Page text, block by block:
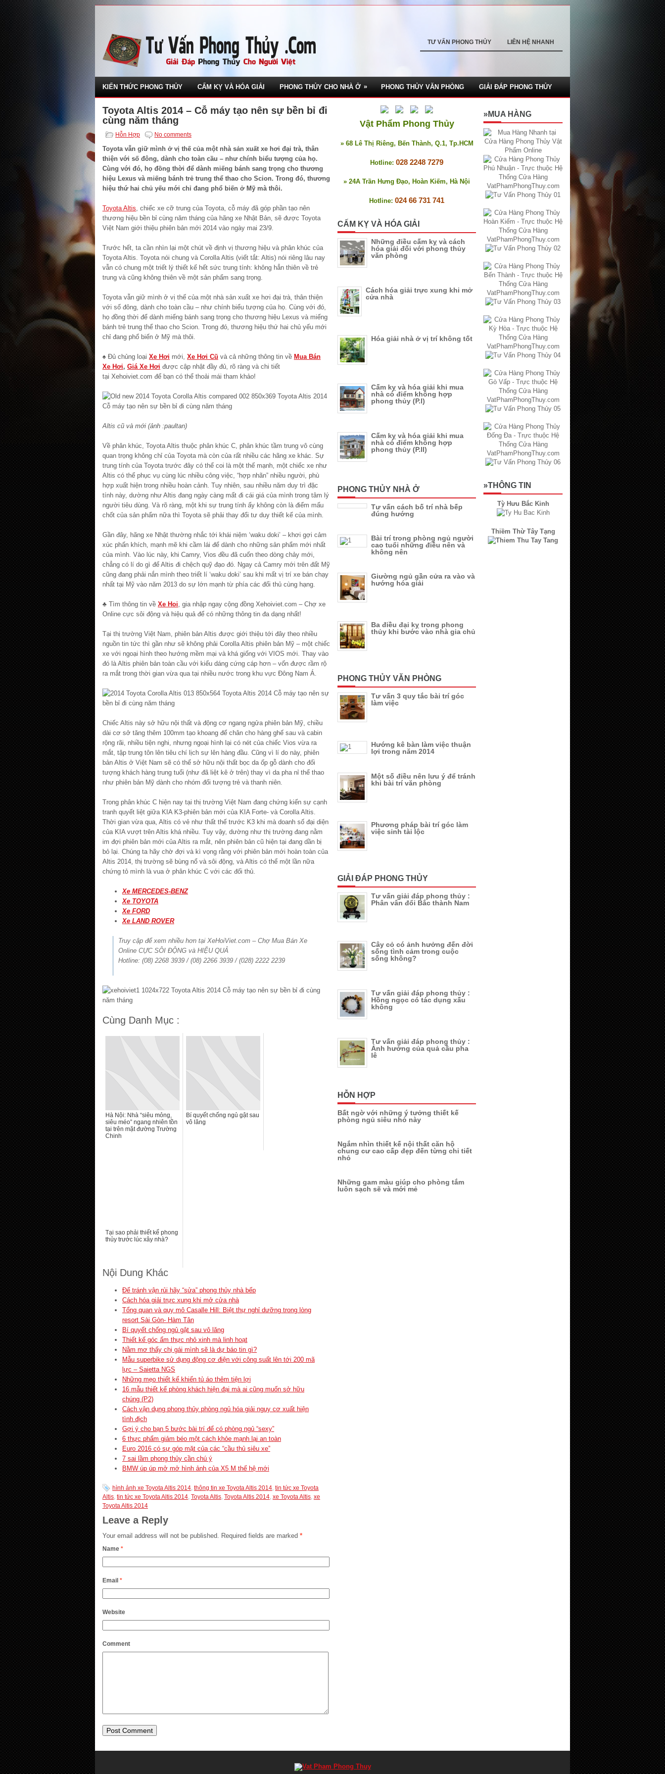
TƯ VẤN PHONG THỦY LIÊN HỆ NHANH
KIẾN THỨC PHONG THỦY CẤM KỴ VÀ HÓA GIẢI PHONG THỦY CHO NHÀ Ở » PHONG THỦY VĂN PHÒNG GIẢI ĐÁP PHONG THỦY
Toyota Altis 2014 – Cỗ máy tạo nên sự bền bỉ đi
cùng năm tháng
Hỗn Hợp No comments
Toyota vẫn giữ mình ở vị thế của một nhà sản xuất xe hơi đại trà, thân
thiện với số đông, dành cho toàn cầu – như chính biểu tượng của họ.
Cùng với đó, họ đồng thời để dành miếng bánh sang trọng cho thương
hiệu Lexus và miếng bánh trẻ trung thể thao cho Scion. Trong đó, thương
hiệu thứ hai chủ yếu mới chỉ đang phổ biến ở Mỹ mà thôi.
Toyota Altis, chiếc xe cỡ trung của Toyota, cỗ máy đã góp phần tạo nên
thương hiệu bền bỉ cùng năm tháng của hãng xe Nhật Bản, sẽ được Toyota
Việt Nam giới thiệu phiên bản mới 2014 vào ngày mai 23/9.
Trước hết, ta cần nhìn lại một chút về định vị thương hiệu và phân khúc của
Toyota Altis. Toyota nói chung và Corolla Altis (viết tắt: Altis) nói riêng lâu nay
vẫn có chung một triết lý thiết kế hết sức trung tính: không hẳn thiên về trẻ
trung và cũng không thiên về một sản phẩm sang trọng.
Toyota vẫn giữ mình ở vị thế của một nhà sản xuất xe hơi đại trà, thân thiện
với số đông, dành cho toàn cầu – như chính biểu tượng của họ. Cùng với đó,
họ đồng thời để dành miếng bánh sang trọng cho thương hiệu Lexus và miếng
bánh trẻ trung thể thao cho Scion. Trong đó, thương hiệu thứ hai chủ yếu mới
chỉ đang phổ biến ở Mỹ mà thôi.
♠ Đủ chủng loại Xe Hơi mới, Xe Hơi Cũ và cả những thông tin về Mua Bán
Xe Hơi, Giá Xe Hơi được cập nhật đầy đủ, rõ ràng và chi tiết
tại Xehoiviet.com để bạn có thể thoải mái tham khảo!
Altis cũ và mới (ảnh :paultan)
Về phân khúc, Toyota Altis thuộc phân khúc C, phân khúc tầm trung vô cùng
quan trọng không chỉ của Toyota mà còn của rất nhiều các hãng xe khác. Sự
trung tính của Toyota trước đây có thể coi là một thế mạnh, một chiếc xe như
Altis có thể phục vụ cùng lúc nhiều công việc, “hợp nhãn” nhiều người, phù
hợp xuất hiện trong nhiều hoàn cảnh. Tuy nhiên, sau nhiều năm duy trì đặc
tính này, dường như Altis đang ngày càng mất đi cái giá của mình trong tâm lý
người tiêu dùng. Và rõ ràng, một khi sự trung tính ấy không còn là điểm mấu
chốt của sản phẩm nữa thì Toyota sẽ phải thay đổi tư duy thiết kế của mình.
Gần đây, hãng xe Nhật thường nhắc tới khái niệm ‘waku doki’ – khơi gợi cảm
xúc phấn khích, mạnh mẽ khi cầm lái để dành cho những sản phẩm mới nhất
của mình. Vào lúc này, khi Camry, Vios đều đã cuốn theo dòng chảy mới,
chẳng có lí do gì để Altis đi chệch quỹ đạo đó. Ngay cả Camry mới trên đất Mỹ
cũng đang phải nắn mình theo triết lí ‘waku doki’ sau khi mất vị trí xe bán chạy
nhất tại Mỹ vào năm 2013 do sự lớn mạnh từ phía các đối thủ cùng hạng.
♣ Tìm thông tin về Xe Hoi, gia nhập ngay cộng đồng Xehoiviet.com – Chợ xe
Online cực sôi động và hiệu quả để có những thông tin đa dạng nhất!
Tại thị trường Việt Nam, phiên bản Altis được giới thiệu tới đây theo nhiều
nguồn tin tức thì gần như sẽ không phải Corolla Altis phiên bản Mỹ – một chiếc
xe với ngoại hình theo hướng mềm mại và khá giống với VIOS mới. Thay vào
đó là Altis phiên bản toàn cầu với kiểu dáng cứng cáp hơn – vốn được rầm rộ
ra mắt trong thời gian vừa qua tại nhiều nước trong khu vực Đông Nam Á.
Chiếc Altis này sở hữu nội thất và động cơ ngang ngửa phiên bản Mỹ, chiều
dài cơ sở tăng thêm 100mm tạo khoang để chân cho hàng ghế sau và cabin
rộng rãi, nhiều tiện nghi, nhưng ngoại hình lại có nét của chiếc Vios vừa ra
mắt, tập trung tôn lên tiêu chí lịch sự lên hàng đầu. Cũng vì lí do này, phiên
bản Altis ở Việt Nam sẽ có thể sở hữu nội thất bọc da ốp gỗ dành cho đối
tượng khách hàng trung tuổi (như đã liệt kê ở trên) thay vì da pha nỉ thể thao
như phiên bản Mỹ dành cho nhóm đối tượng trẻ và thanh niên.
Trong phân khúc C hiện nay tại thị trường Việt Nam đang chứng kiến sự cạnh
tranh quyết liệt giữa KIA K3-phiên bản mới của KIA Forte- và Corolla Altis.
Thời gian vừa qua, Altis có vẻ như thất thế trước K3 khi mà doanh số đại diện
của KIA vượt trên Altis khá nhiều. Tuy vậy, dường như thị trường đang nằm
im đợi phiên bản mới của Altis ra mắt, nên phiên bản cũ hiện tại đang dần bị
bỏ lại. Chúng ta hãy chờ đợi và kì vọng rằng với phiên bản mới hoàn toàn của
Altis 2014, thị trường sẽ bùng nổ và sôi động, và Altis có thể một lần nữa
chứng tỏ mình là vua ở phân khúc C với các đối thủ.
Xe MERCEDES-BENZ
Xe TOYOTA
Xe FORD
Xe LAND ROVER
Truy cập để xem nhiều hơn tại XeHoiViet.com – Chợ Mua Bán Xe
Online CỰC SÔI ĐỘNG và HIỆU QUẢ
Hotline: (08) 2268 3939 / (08) 2266 3939 / (028) 2222 2239
Cùng Danh Mục :
Hà Nội: Nhà “siêu mỏng,
siêu méo” ngang nhiên tồn
tại trên mặt đường Trường
Chinh
Bí quyết chống ngủ gật sau
vô lăng
Tại sao phải thiết kế phong
thủy trước lúc xây nhà?
Nội Dung Khác
Để tránh vận rủi hãy “sửa” phong thủy nhà bếp
Cách hóa giải trực xung khi mở cửa nhà
Tổng quan và quy mô Casalle Hill: Biệt thự nghỉ dưỡng trong lòng
resort Sài Gòn- Hàm Tân
Bí quyết chống ngủ gật sau vô lăng
Thiết kế góc ẩm thực nhỏ xinh mà linh hoạt
Nằm mơ thấy chị gái mình sẽ là dự báo tin gì?
Mẫu superbike sử dụng động cơ điện với công suất lên tới 200 mã
lực – Saietta NGS
Những mẹo thiết kế khiến tủ áo thêm tiện lợi
16 mẫu thiết kế phòng khách hiện đại mà ai cũng muốn sở hữu
chúng (P2)
Cách vận dụng phong thủy phòng ngủ hóa giải nguy cơ xuất hiện
tình địch
Gợi ý cho bạn 5 bước bài trí để có phòng ngủ “sexy”
6 thực phẩm giảm béo một cách khỏe mạnh lại an toàn
Euro 2016 có sự góp mặt của các “cầu thủ siêu xe”
7 sai lầm phong thủy cần chú ý
BMW úp úp mở mở hình ảnh của X5 M thế hệ mới
hình ảnh xe Toyota Altis 2014, thông tin xe Toyota Altis 2014, tin tức xe Toyota
Altis, tin tức xe Toyota Altis 2014, Toyota Altis, Toyota Altis 2014, xe Toyota Altis, xe
Toyota Altis 2014
Leave a Reply
Your email address will not be published. Required fields are marked *
Name *
Email *
Website
Comment
Vật Phẩm Phong Thủy
» 68 Lê Thị Riêng, Bến Thành, Q.1, Tp.HCM
Hotline: 028 2248 7279
» 24A Trần Hưng Đạo, Hoàn Kiếm, Hà Nội
Hotline: 024 66 731 741
CẤM KỴ VÀ HÓA GIẢI
Những điều cấm kỵ và cách
hóa giải đối với phong thủy
văn phòng
Cách hóa giải trực xung khi mở
cửa nhà
Hóa giải nhà ở vị trí không tốt
Cấm kỵ và hóa giải khi mua
nhà có điểm không hợp
phong thủy (P.I)
Cấm kỵ và hóa giải khi mua
nhà có điểm không hợp
phong thủy (P.II)
PHONG THỦY NHÀ Ở
Tư vấn cách bố trí nhà bếp
đúng hướng
Bài trí trong phòng ngủ người
cao tuổi những điều nên và
không nên
Giường ngủ gần cửa ra vào và
hướng hóa giải
Ba điều đại kỵ trong phong
thủy khi bước vào nhà gia chủ
PHONG THỦY VĂN PHÒNG
Tư vấn 3 quy tắc bài trí góc
làm việc
Hướng kê bàn làm việc thuận
lợi trong năm 2014
Một số điều nên lưu ý để tránh
khi bài trí văn phòng
Phương pháp bài trí góc làm
việc sinh tài lộc
GIẢI ĐÁP PHONG THỦY
Tư vấn giải đáp phong thủy :
Phân vân đổi Bắc thành Nam
Cây cỏ có ảnh hưởng đến đời
sống tình cảm trong cuộc
sống không?
Tư vấn giải đáp phong thủy :
Hồng ngọc có tác dụng xấu
không
Tư vấn giải đáp phong thủy :
Ảnh hưởng của quả cầu pha
lê
HỖN HỢP
Bất ngờ với những ý tưởng thiết kế
phòng ngủ siêu nhỏ này
Ngắm nhìn thiết kế nội thất căn hộ
chung cư cao cấp đẹp đến từng chi tiết
nhỏ
Những gam màu giúp cho phòng tắm
luôn sạch sẽ và mới mẻ
»MUA HÀNG
»THÔNG TIN
Tỳ Hưu Bắc Kinh
Thiềm Thừ Tây Tạng